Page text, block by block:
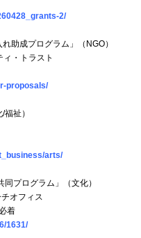
2/
助成プログラム」（NGO）
・トラスト
proposals/
祉）
arts/
プログラム」（文化）
オフィス
着
1631/